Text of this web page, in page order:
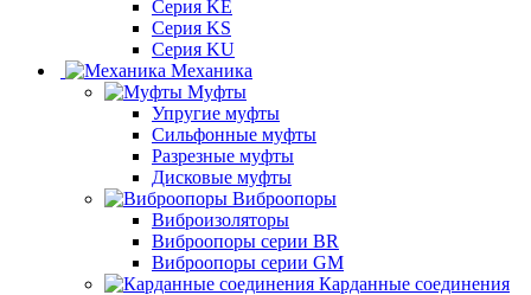
Серия KE
Серия KS
Серия KU
Механика
Муфты
Упругие муфты
Сильфонные муфты
Разрезные муфты
Дисковые муфты
Виброопоры
Виброизоляторы
Виброопоры серии BR
Виброопоры серии GM
Карданные соединения